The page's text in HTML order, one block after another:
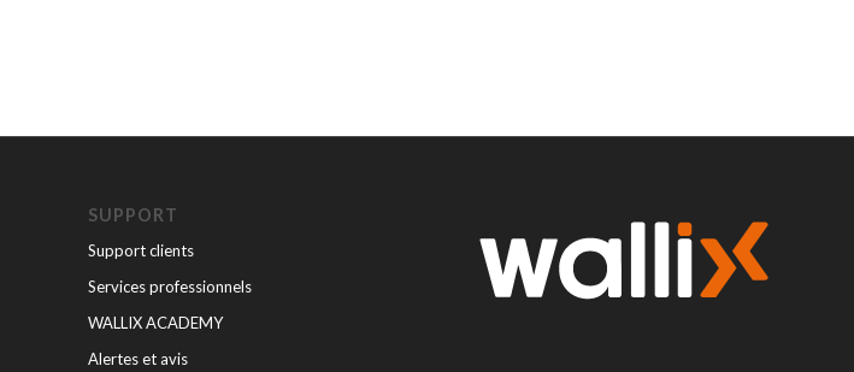
SUPPORT
Support clients
Services professionnels
WALLIX ACADEMY
Alertes et avis